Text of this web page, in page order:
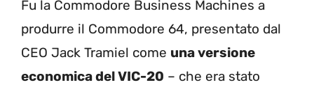
Fu la Commodore Business Machines a
produrre il Commodore 64, presentato dal
CEO Jack Tramiel come una versione
economica del VIC-20 – che era stato